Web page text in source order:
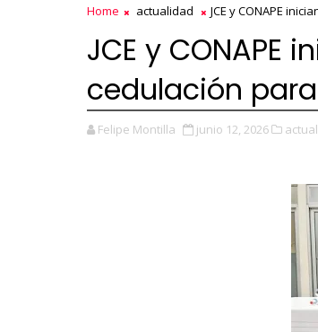
Home actualidad JCE y CONAPE
JCE y
cedulación
Felipe Montilla junio 12, 2026